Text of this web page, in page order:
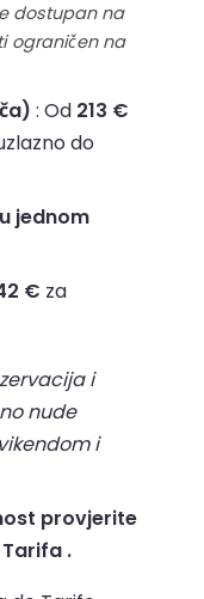
dostupan na
ograničen na
: Od 213 €
do
jednom
€ za
i
nude
i
provjerite
.